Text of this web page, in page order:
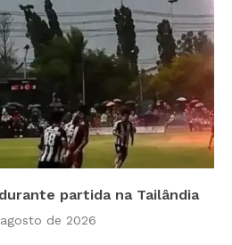
partida na Tailândia
de 2026